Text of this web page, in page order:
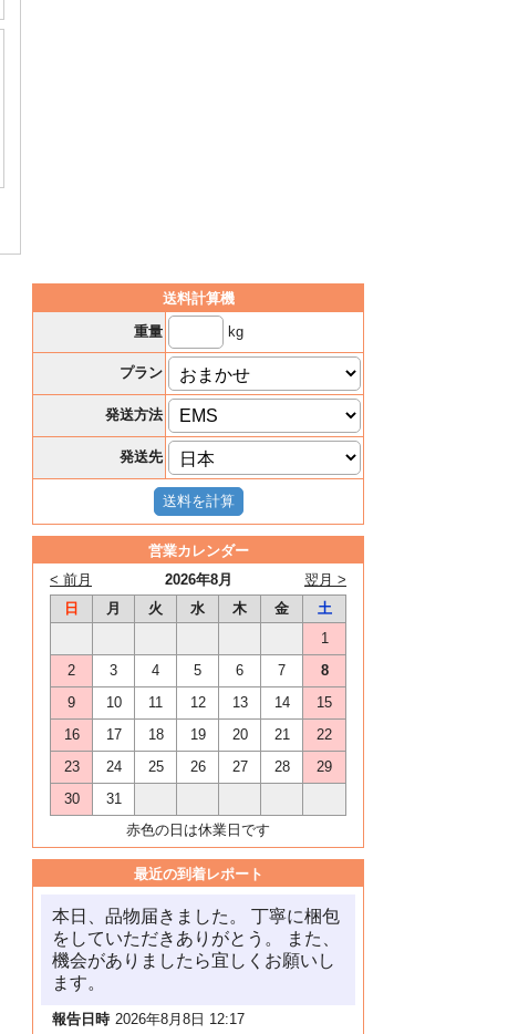
送料計算機
重量
kg
プラン
発送方法
発送先
営業カレンダー
2026年8月
< 前月
翌月 >
日
月 火 水 木 金
土
1
2
3 4 5 6 7
8
9
10 11 12 13 14
15
16
17 18 19 20 21
22
23
24 25 26 27 28
29
30
31
赤色の日は休業日です
最近の到着レポート
本日、品物届きました。 丁寧に梱包
をしていただきありがとう。 また、
機会がありましたら宜しくお願いし
ます。
報告日時 2026年8月8日 12:17